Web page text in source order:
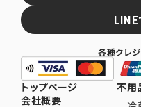
LINE
各種クレ
トップページ
会社概要
不用